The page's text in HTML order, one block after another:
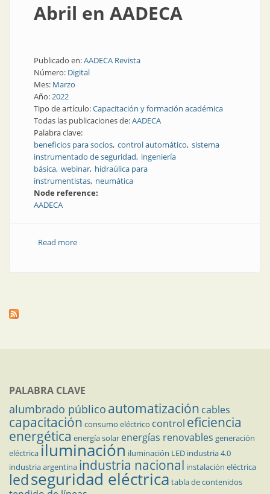
Abril en AADECA
Publicado en:AADECA Revista
Número: Digital
Mes: Marzo
Año:2022
Tipo de artículo:Capacitación y formación académica
Todas las publicaciones de:AADECA
Palabra clave:
beneficios para socios control automático sistema
instrumentado de seguridad ingeniería
básica webinar hidraúlica para
instrumentistas neumática
Node reference:
AADECA
Read moreabout Abril en AADECA
PALABRA CLAVE
alumbrado público automatización cables
capacitación consumo eléctrico control eficiencia
energética energía solar energías renovables generación
eléctricailuminación iluminación LED industria 4.0
industria argentina industria nacional instalación eléctrica
ledseguridad eléctrica tabla de contenidos